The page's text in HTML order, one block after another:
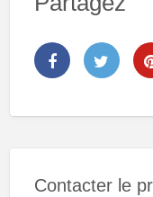
Contacter le